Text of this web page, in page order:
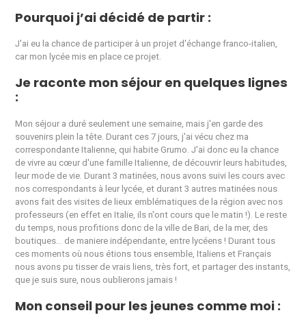
Pourquoi j’ai décidé de partir :
J'ai eu la chance de participer à un projet d'échange franco-italien,
car mon lycée mis en place ce projet.
Je raconte mon séjour en quelques lignes
:
Mon séjour a duré seulement une semaine, mais j'en garde des
souvenirs plein la tête. Durant ces 7 jours, j'ai vécu chez ma
correspondante Italienne, qui habite Grumo. J'ai donc eu la chance
de vivre au cœur d'une famille Italienne, de découvrir leurs habitudes,
leur mode de vie. Durant 3 matinées, nous avons suivi les cours avec
nos correspondants à leur lycée, et durant 3 autres matinées nous
avons fait des visites de lieux emblématiques de la région avec nos
professeurs (en effet en Italie, ils n'ont cours que le matin !). Le reste
du temps, nous profitions donc de la ville de Bari, de la mer, des
boutiques... de maniere indépendante, entre lycéens ! Durant tous
ces moments où nous étions tous ensemble, Italiens et Français
nous avons pu tisser de vrais liens, très fort, et partager des instants,
que je suis sure, nous oublierons jamais !
Mon conseil pour les jeunes comme moi :